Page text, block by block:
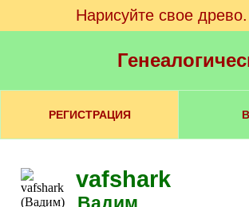
Нарисуйте свое
РЕГИСТРАЦИЯ
vafshark